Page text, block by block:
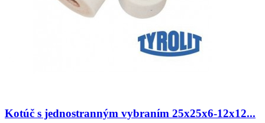
Kotúč s jednostranným vybraním 25x25x6-12x12...